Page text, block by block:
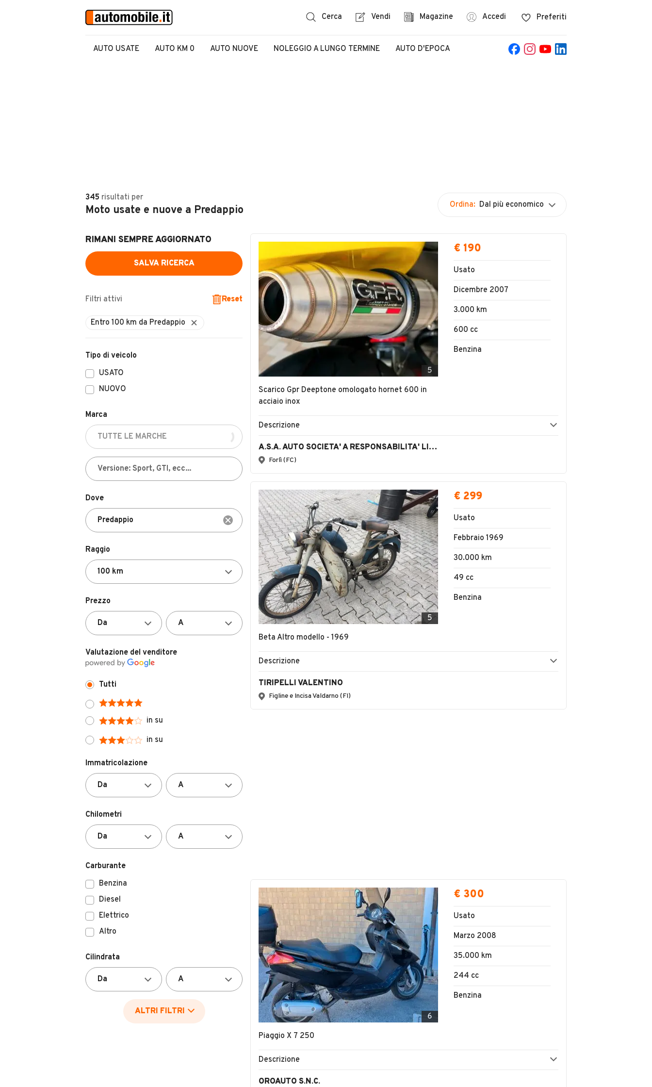
Cerca Vendi Magazine Accedi Preferiti
AUTO USATE AUTO KM 0 AUTO NUOVE NOLEGGIO A LUNGO TERMINE AUTO D'EPOCA
345 risultati per
Moto usate e nuove a Predappio Ordina: Dal più economico
RIMANI SEMPRE AGGIORNATO
SALVA RICERCA
Filtri attivi Reset
Tipo di veicolo
USATO
NUOVO
Marca
Dove
Raggio
Prezzo
Valutazione del venditore
Tutti
in su
in su
Immatricolazione
Chilometri
Carburante
Benzina
Diesel
Elettrico
Altro
Cilindrata
ALTRI FILTRI
5
Scarico Gpr Deeptone omologato hornet 600 in
acciaio inox
€ 190
Usato
Dicembre 2007
3.000 km
600 cc
Benzina
Descrizione
A.S.A. AUTO SOCIETA' A RESPONSABILITA' LIMITATA SE
Forlì (FC)
5
Beta Altro modello - 1969
€ 299
Usato
Febbraio 1969
30.000 km
49 cc
Benzina
Descrizione
TIRIPELLI VALENTINO
Figline e Incisa Valdarno (FI)
6
Piaggio X 7 250
€ 300
Usato
Marzo 2008
35.000 km
244 cc
Benzina
Descrizione
OROAUTO S.N.C.